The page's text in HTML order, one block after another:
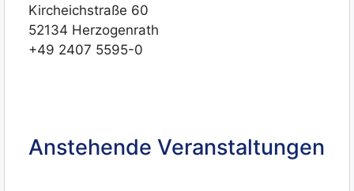
Kircheichstraße 60
52134 Herzogenrath
+49 2407 5595-0
Anstehende Veranstaltungen